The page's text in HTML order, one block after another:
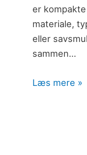
er
materiale,
eller
sammen…
Læs mere »